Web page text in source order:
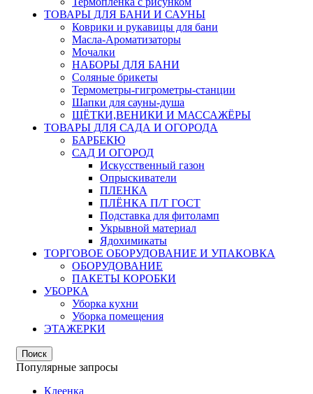
ТОВАРЫ ДЛЯ БАНИ И САУНЫ
Коврики и рукавицы для бани
Масла-Aроматизаторы
Мочалки
НАБОРЫ ДЛЯ БАНИ
Соляные брикеты
Термометры-гигрометры-станции
Шапки для сауны-душа
ЩЁТКИ,ВЕНИКИ И МАССАЖЁРЫ
ТОВАРЫ ДЛЯ САДА И ОГОРОДА
БАРБЕКЮ
САД И ОГОРОД
Искусственный газон
Опрыскиватели
ПЛЕНКА
ПЛЁНКА П/Т ГОСТ
Подставка для фитоламп
Укрывной материал
Ядохимикаты
ТОРГОВОЕ ОБОРУДОВАНИЕ И УПАКОВКА
ОБОРУДОВАНИЕ
ПАКЕТЫ КОРОБКИ
УБОРКА
Уборка кухни
Уборка помещения
ЭТАЖЕРКИ
Поиск
Популярные запросы
Клеенка